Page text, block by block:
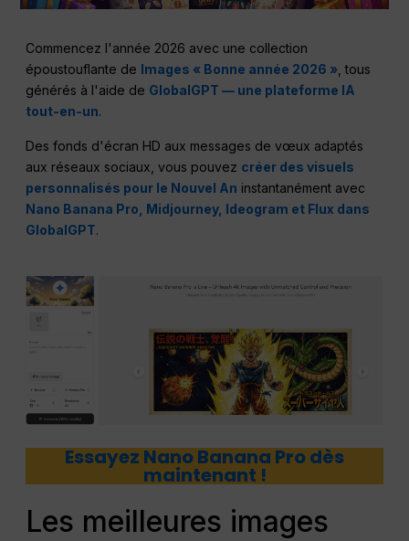
Commencez l'année 2026 avec une collection
époustouflante de Images « Bonne année 2026 » , tous
générés à l'aide de GlobalGPT — une plateforme IA
tout-en-un.
Des fonds d'écran HD aux messages de vœux adaptés
aux réseaux sociaux, vous pouvez créer des visuels
personnalisés pour le Nouvel An instantanément avec
Nano Banana Pro, Midjourney, Ideogram et Flux dans
GlobalGPT.
Essayez Nano Banana Pro dès
maintenant !
Les meilleures images